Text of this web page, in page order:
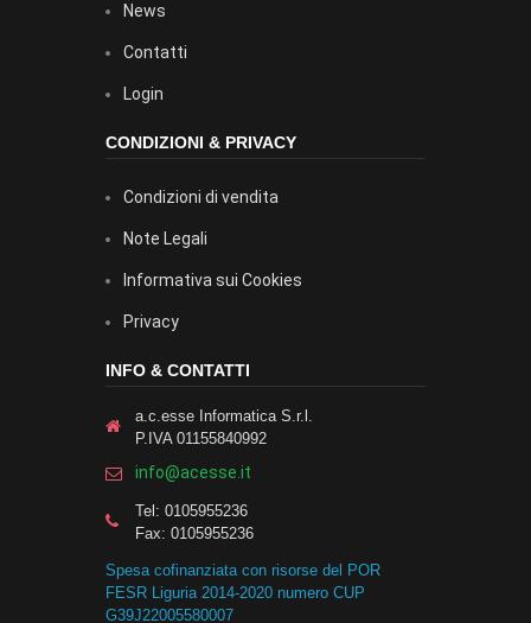
News
Contatti
Login
CONDIZIONI & PRIVACY
Condizioni di vendita
Note Legali
Informativa sui Cookies
Privacy
INFO & CONTATTI
a.c.esse Informatica S.r.l.
P.IVA 01155840992
info@acesse.it
Tel: 0105955236
Fax: 0105955236
Spesa cofinanziata con risorse del POR
FESR Liguria 2014-2020 numero CUP
G39J22005580007